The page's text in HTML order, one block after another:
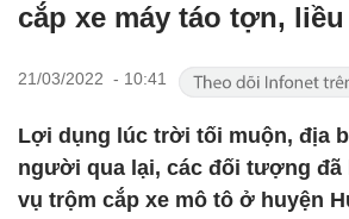
cắp xe máy táo tợn,
21/03/2022 - 10:41
Lợi dụng lúc trời tối muộn, địa
người qua lại, các đối tượng đã
vụ trộm cắp xe mô tô ở huyện